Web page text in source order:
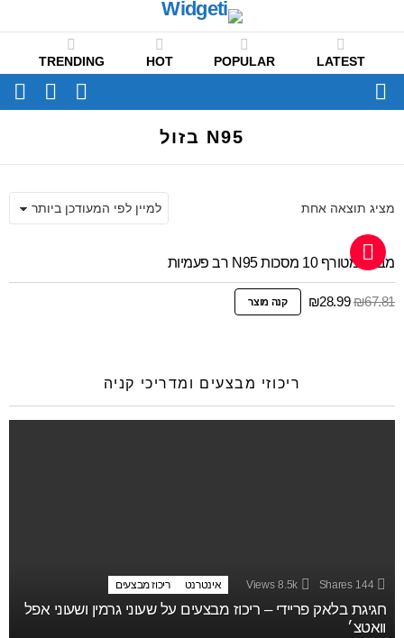
LATEST
POPULAR
HOT
TRENDING
Menu
SWITCH
SKIN
N95 בזול
מציג תוצאה אחת
מבצע מטורף 10 מסכות N95 רב פעמיות
₪67.81
המחיר₪28.99
המחיר
הנוכחי
קנה מוצר
ריכוזי מבצעים ומדריכי קניה
144
Shares
8.5k
Views אינטרנט ריכוז מבצעים
חגיגת בלאק פריידי – ריכוז מבצעים על שעוני גרמין ושעוני אפל
וואטצ׳